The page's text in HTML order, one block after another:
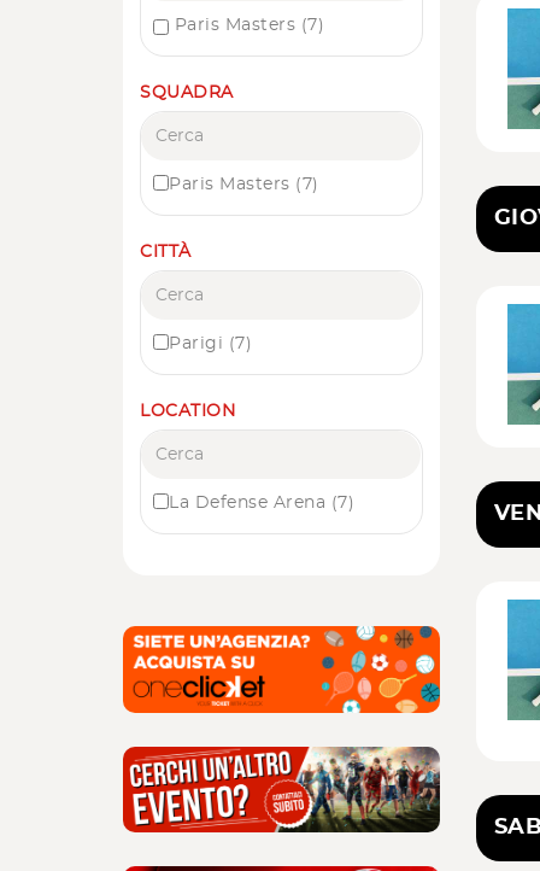
Paris Masters (7)
SQUADRA
Paris Masters (7)
CITTÀ
Parigi (7)
LOCATION
La Defense Arena (7)